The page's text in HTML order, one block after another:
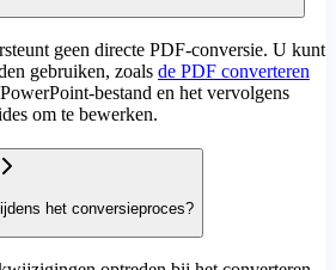
geen directe PDF-conversie. U kunt
gebruiken, zoals de PDF converteren
bestand en het vervolgens
om te bewerken.
het conversieproces?